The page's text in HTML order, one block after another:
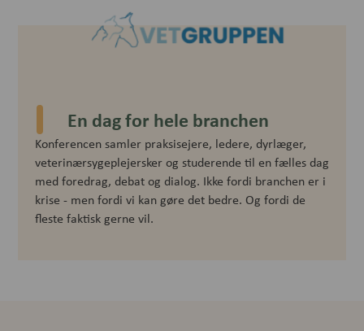
En dag for hele branchen
Konferencen samler praksisejere, ledere, dyrlæger,
veterinærsygeplejersker og studerende til en fælles dag
med foredrag, debat og dialog. Ikke fordi branchen er i
krise - men fordi vi kan gøre det bedre. Og fordi de
fleste faktisk gerne vil.